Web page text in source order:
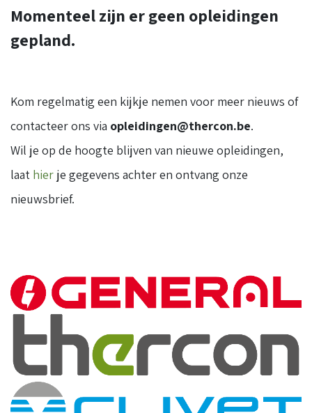
Momenteel zijn er geen opleidingen
gepland.
Kom regelmatig een kijkje nemen voor meer nieuws of
contacteer ons via opleidingen@thercon.be.
Wil je op de hoogte blijven van nieuwe opleidingen,
laat hier je gegevens achter en ontvang onze
nieuwsbrief.